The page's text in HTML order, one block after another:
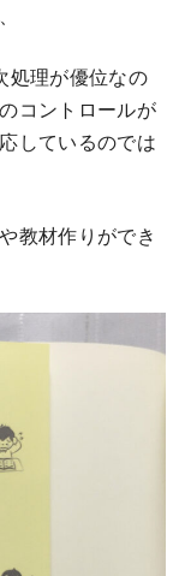
処理が優位なの
コントロールが
しているのでは
教材作りができ